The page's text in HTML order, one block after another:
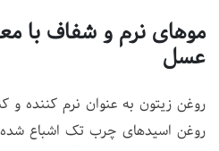
موهای نرم و شفاف با
عسل
روغن زیتون به عنوان نرم کننده
روغن اسیدهای چرب تک اشباع شده